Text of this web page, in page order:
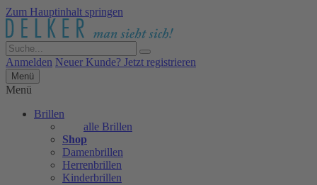
Zum Hauptinhalt springen
Anmelden Neuer Kunde? Jetzt registrieren
Menü
Menü
Brillen
alle Brillen
Shop
Damenbrillen
Herrenbrillen
Kinderbrillen